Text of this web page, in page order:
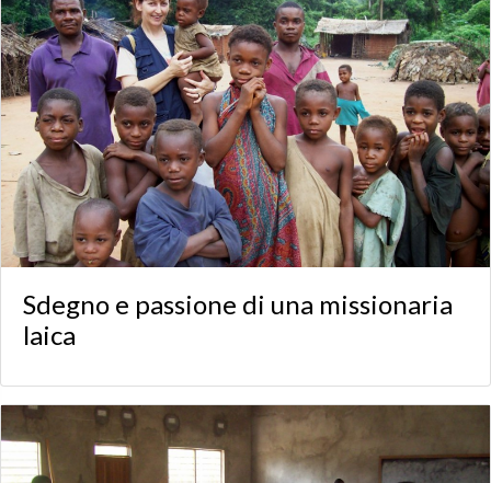
Sdegno e passione di una missionaria
laica